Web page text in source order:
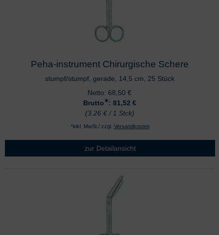
Peha-instrument Chirurgische Schere
stumpf/stumpf, gerade, 14,5 cm, 25 Stück
Netto: 68,50 €
Brutto∗: 81,52 €
(3.26 € / 1 Stck)
*inkl. MwSt./ zzgl. Versandkosten
zur Detailansicht